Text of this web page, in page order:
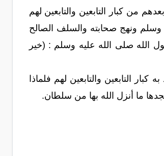
من كبار التابعين والتابعين لهم
وسلم ونهج صحابته والسلف الصالح
الله صلى الله عليه وسلم : (خير
التابعين والتابعين لهم فلماذا
ما أنزل الله بها من سلطان.